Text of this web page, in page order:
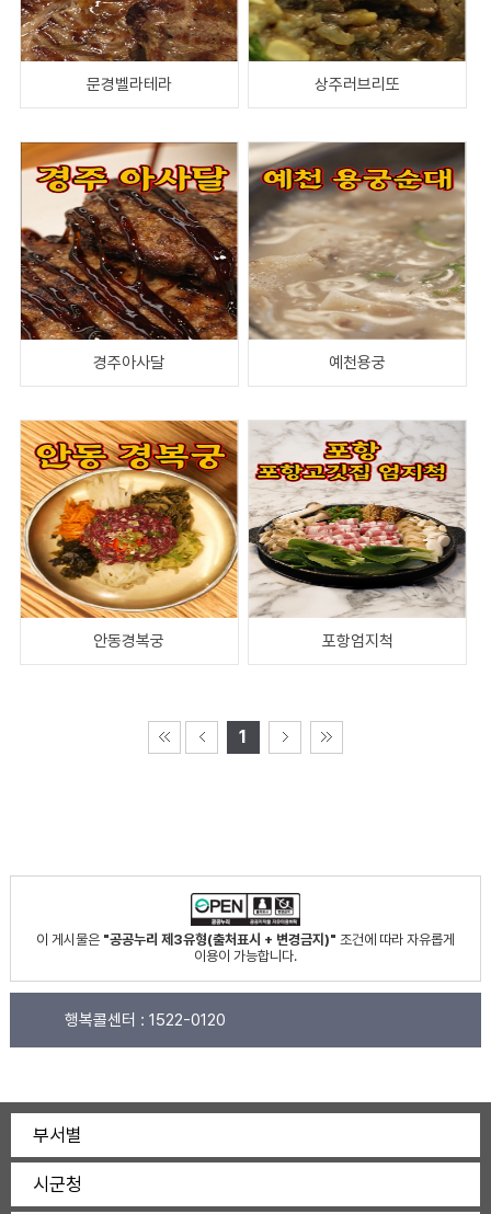
문경벨라테라 상주러브리또
경주아사달 예천용궁
안동경복궁 포항엄지척
1
이 게시물은 "공공누리 제3유형(출처표시 + 변경금지)" 조건에 따라 자유롭게
이용이 가능합니다.
행복콜센터 : 1522-0120
부서별
시군청